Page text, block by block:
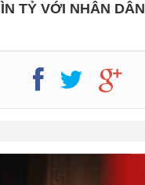
TỶ VỚI NHÂN DÂN